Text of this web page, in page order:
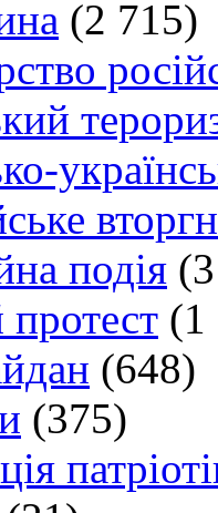
(2 715)
подія
(1
(648)
(375)